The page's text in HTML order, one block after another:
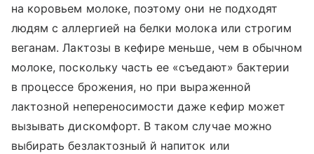
на коровьем молоке, поэтому они не подходят
людям с аллергией на белки молока или строгим
веганам. Лактозы в кефире меньше, чем в обычном
молоке, поскольку часть ее «съедают» бактерии
в процессе брожения, но при выраженной
лактозной непереносимости даже кефир может
вызывать дискомфорт. В таком случае можно
выбирать безлактозный й напиток или